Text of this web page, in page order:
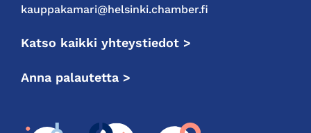
kauppakamari@helsinki.chamber.fi
Katso kaikki yhteystiedot >
Anna palautetta >